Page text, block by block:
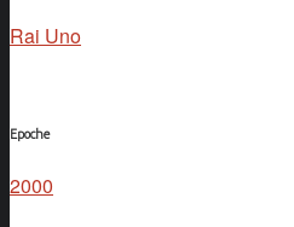
Rai Uno
Epoche
2000